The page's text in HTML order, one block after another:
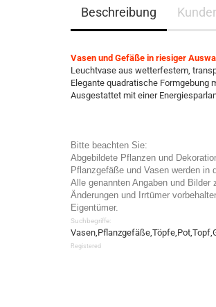
Beschreibung
Vasen und Gefäße in riesiger
Leuchtvase aus wetterfestem,
Elegante quadratische
Ausgestattet mit einer
Bitte beachten Sie:
Abgebildete Pflanzen und
Pflanzgefäße und Vasen werden in
Alle genannten Angaben und
Änderungen und Irrtümer
Eigentümer.
Suchbegriffe:
Registered